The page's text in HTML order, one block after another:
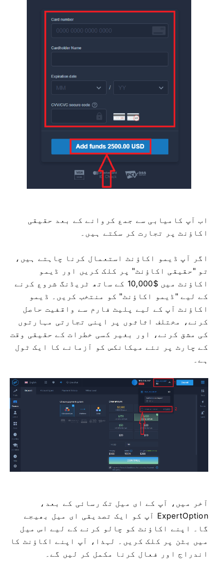
اب آپ کامیابی سے جمع کروانے کے بعد حقیقی
اکاؤنٹ پر تجارت کر سکتے ہیں۔
اگر آپ ڈیمو اکاؤنٹ استعمال کرنا چاہتے ہیں،
تو "حقیقی اکاؤنٹ" پر کلک کریں اور ڈیمو
اکاؤنٹ میں $10,000 کے ساتھ ٹریڈنگ شروع کرنے
کے لیے "ڈیمو اکاؤنٹ" کو منتخب کریں۔ ڈیمو
اکاؤنٹ آپ کے لیے پلیٹ فارم سے واقفیت حاصل
کرنے، مختلف اثاثوں پر اپنی تجارتی مہارتوں
کی مشق کرنے، اور بغیر کسی خطرات کے حقیقی وقت
کے چارٹ پر نئے میکانکس کو آزمانے کا ایک ٹول
ہے۔
آخر میں، آپ کے ای میل تک رسائی کے بعد،
ExpertOption آپ کو ایک تصدیقی ای میل بھیجے
گا۔ اپنے اکاؤنٹ کو چالو کرنے کے لیے اس میل
میں بٹن پر کلک کریں۔ لہذا، آپ اپنے اکاؤنٹ کا
اندراج اور فعال کرنا مکمل کر لیں گے۔